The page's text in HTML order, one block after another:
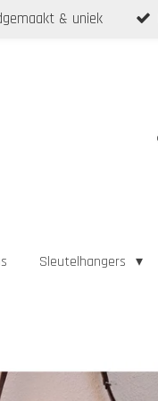
& uniek
Sleutelhangers